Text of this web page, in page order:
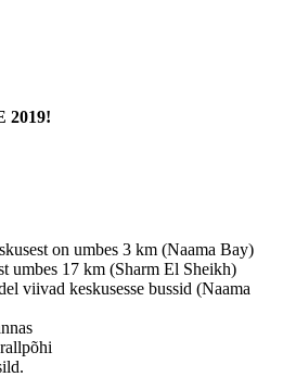
2019!
on umbes 3 km (Naama Bay)
umbes 17 km (Sharm El Sheikh)
viivad keskusesse bussid (Naama